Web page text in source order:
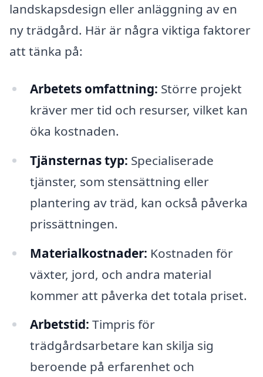
landskapsdesign eller anläggning av en
ny trädgård. Här är några viktiga faktorer
att tänka på:
Arbetets omfattning: Större projekt
kräver mer tid och resurser, vilket kan
öka kostnaden.
Tjänsternas typ: Specialiserade
tjänster, som stensättning eller
plantering av träd, kan också påverka
prissättningen.
Materialkostnader: Kostnaden för
växter, jord, och andra material
kommer att påverka det totala priset.
Arbetstid: Timpris för
trädgårdsarbetare kan skilja sig
beroende på erfarenhet och